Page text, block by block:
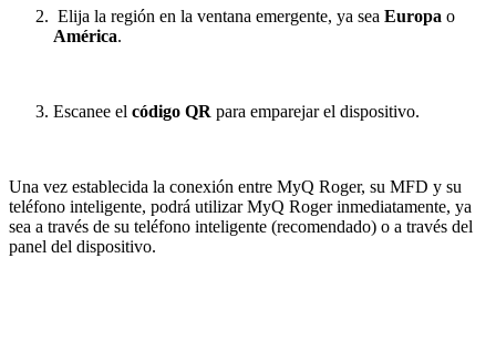
Elija la región en la ventana emergente, ya sea Europa o
América.
Escanee el código QR para emparejar el dispositivo.
Una vez establecida la conexión entre MyQ Roger, su MFD y su
teléfono inteligente, podrá utilizar MyQ Roger inmediatamente, ya
sea a través de su teléfono inteligente (recomendado) o a través del
panel del dispositivo.